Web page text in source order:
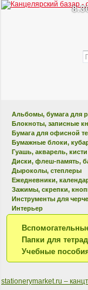
Альбомы, бумага для
Блокноты, записные
Бумага для офисной
Бумажные блоки,
Гуашь, акварель, кисти
Диски, флеш-память,
Дыроколы, степлеры
Ежедневники,
Зажимы, скрепки,
Инструменты для
Интерьер
Папки для
Учебные
stationerymarket.ru –